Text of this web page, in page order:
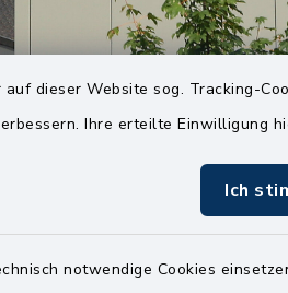
dieser Website sog. Tracking-
Ihre erteilte Einwilligung
Ich
notwendige Cookies